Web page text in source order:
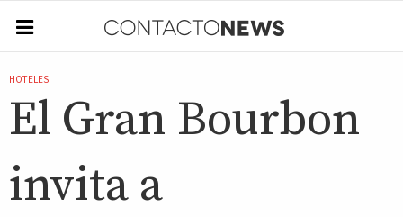
HOTELES
El Gran Bourbon
invita a